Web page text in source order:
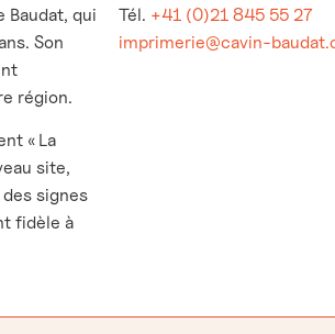
Baudat, qui
Son
région.
« La
site,
signes
fidèle à
Tél. +41 (0)21 845 55 27
imprimerie@cavin-